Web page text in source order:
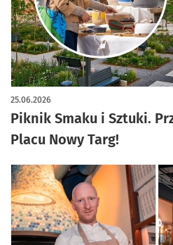
Piknik Smaku i Sztuki.
Placu Nowy Targ!
25.06.2026